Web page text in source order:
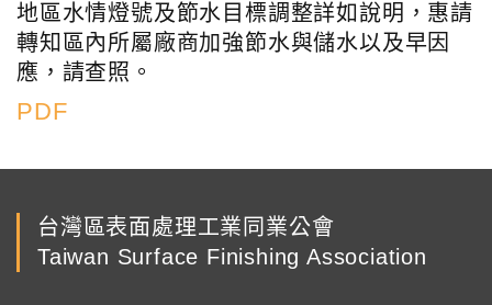
地區水情燈號及節水目標調整詳如說明，惠請
轉知區內所屬廠商加強節水與儲水以及早因
應，請查照。
PDF
台灣區表面處理工業同業公會
Taiwan Surface Finishing Association